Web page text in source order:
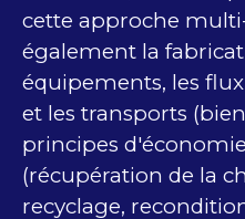
cette approche
également la
équipements, les
et les transports
principes
(récupération de la
recyclage,